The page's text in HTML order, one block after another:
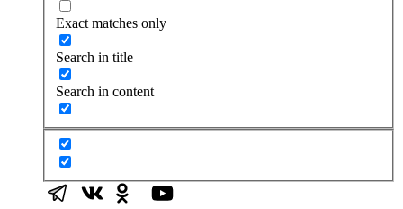
Exact matches only
Search in title
Search in content